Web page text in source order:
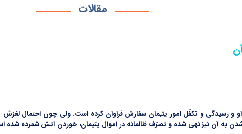
مقالات
و رسیدگی و تکفّل امور یتیمان سفارش فراوان کرده است. ولی چون احتمال لغزش
به آن نیز نهی شده و تصرّف ظالمانه در اموال یتیمان، خوردن آتش شمرده شده